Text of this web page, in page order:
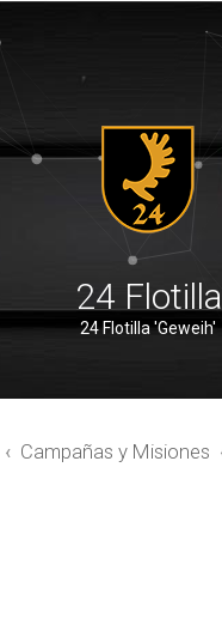
24 Flotilla
24 Flotilla 'Geweih'
Campañas y Misiones